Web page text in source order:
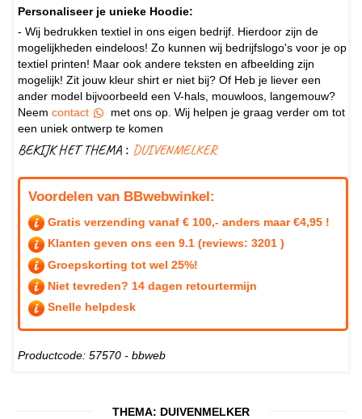
Personaliseer je unieke Hoodie:
- Wij bedrukken textiel in ons eigen bedrijf. Hierdoor zijn de
mogelijkheden eindeloos! Zo kunnen wij bedrijfslogo's voor je op
textiel printen! Maar ook andere teksten en afbeelding zijn
mogelijk! Zit jouw kleur shirt er niet bij? Of Heb je liever een
ander model bijvoorbeeld een V-hals, mouwloos, langemouw?
Neem contact
met ons op. Wij helpen je graag verder om tot
een uniek ontwerp te komen
BEKIJK HET THEMA : DUIVENMELKER
Voordelen van BBwebwinkel:
Gratis verzending vanaf € 100,- anders maar €4,95 !
Klanten geven ons een 9.1 (reviews: 3201 )
Groepskorting tot wel 25%!
Niet tevreden? 14 dagen retourtermijn
Snelle helpdesk
Productcode: 57570 - bbweb
THEMA: DUIVENMELKER